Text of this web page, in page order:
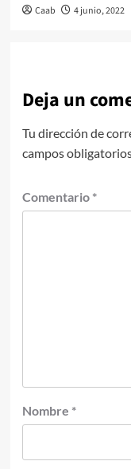
Caab 4 junio, 2022
Deja un
Tu dirección de
campos
Comentario *
Nombre *